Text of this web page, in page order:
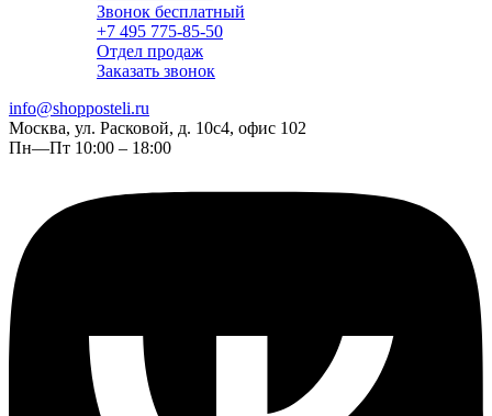
Звонок бесплатный
+7 495 775-85-50
Отдел продаж
Заказать звонок
info@shopposteli.ru
Москва, ул. Расковой, д. 10с4, офис 102
Пн—Пт 10:00 – 18:00